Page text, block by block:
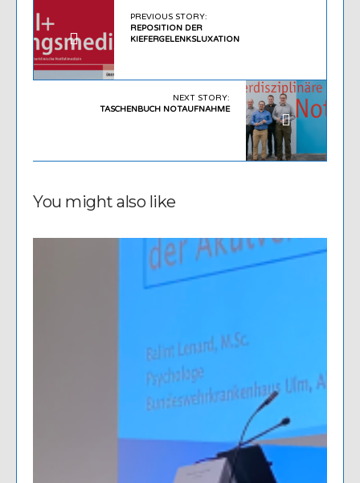
PREVIOUS STORY:
REPOSITION DER
KIEFERGELENKSLUXATION
NEXT STORY:
TASCHENBUCH NOTAUFNAHME
You might also like